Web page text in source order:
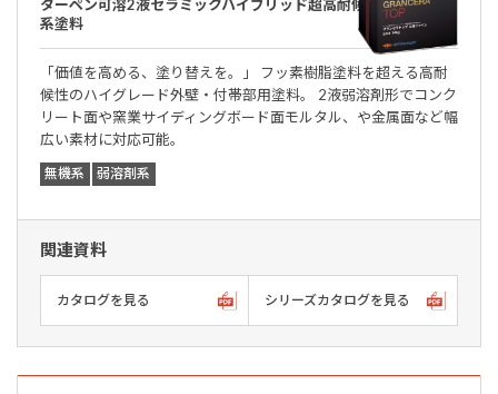
ターペン可溶2液セラミックハイブリッド超高耐候超低汚染無機
系塗料
「価値を高める、塗り替えを。」 フッ素樹脂塗料を超える高耐
候性のハイグレード外壁・付帯部用塗料。 2液弱溶剤形でコンク
リート面や窯業サイディングボード面モルタル、や金属面など幅
広い素材に対応可能。
無機系 弱溶剤系
関連資料
カタログを見る シリーズカタログを見る